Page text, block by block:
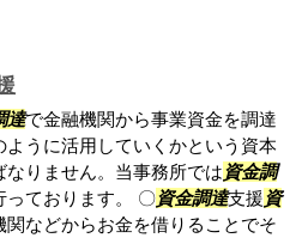
達で金融機関から事業資金を調達
ように活用していくかという資本
りません。当事務所では資金調
っております。 〇資金調達支援資
などからお金を借りることでそ